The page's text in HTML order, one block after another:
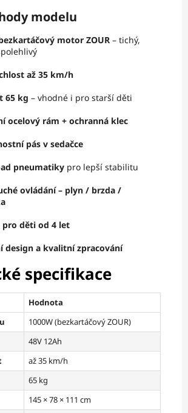
modelu
motor ZOUR – tichý,
až 35 km/h
65 kg – vhodné i pro starší děti
ocelový rám + ochranná klec
pás v sedačce
pneumatiky pro lepší stabilitu
ovládání – plyn / brzda /
pro děti od 4 let
design a kvalitní zpracování
specifikace
Hodnota
1000W (bezkartáčový ZOUR)
48V 12Ah
až 35 km/h
65 kg
145 × 78 × 111 cm